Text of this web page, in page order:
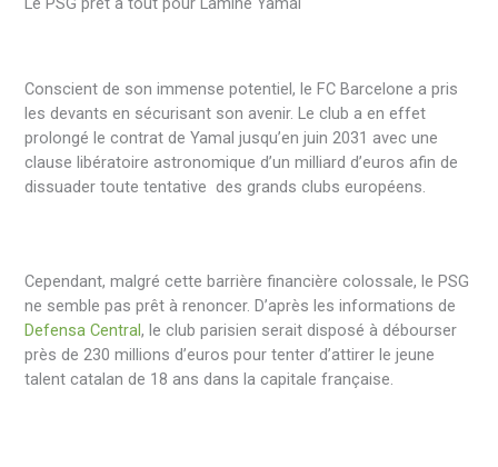
Conscient de son immense potentiel, le FC Barcelone a pris
les devants en sécurisant son avenir. Le club a en effet
prolongé le contrat de Yamal jusqu’en juin 2031 avec une
clause libératoire astronomique d’un milliard d’euros afin de
dissuader toute tentative des grands clubs européens.
Cependant, malgré cette barrière financière colossale, le PSG
ne semble pas prêt à renoncer. D’après les informations de
Defensa Central, le club parisien serait disposé à débourser
près de 230 millions d’euros pour tenter d’attirer le jeune
talent catalan de 18 ans dans la capitale française.